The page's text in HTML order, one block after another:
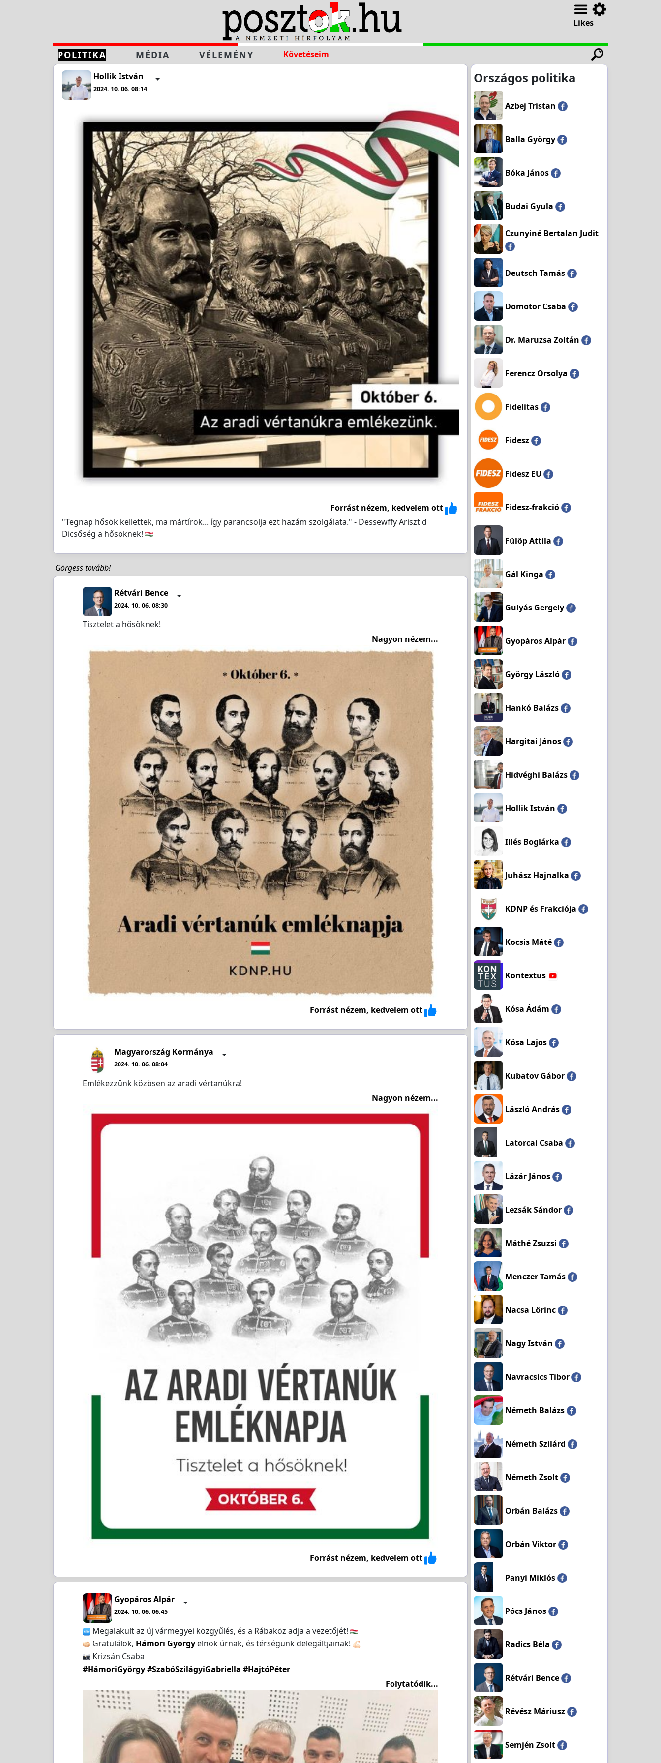
Likes
POLITIKA MÉDIA VÉLEMÉNY Követéseim
Hollik István
2024. 10. 06. 08:14
Forrást nézem, kedvelem ott
"Tegnap hősök kellettek, ma mártírok... így parancsolja ezt hazám szolgálata." - Dessewffy Arisztid
Dicsőség a hősöknek!
Görgess tovább!
Rétvári Bence
2024. 10. 06. 08:30
Tisztelet a hősöknek!
Nagyon nézem...
Forrást nézem, kedvelem ott
Magyarország Kormánya
2024. 10. 06. 08:04
Emlékezzünk közösen az aradi vértanúkra!
Nagyon nézem...
Forrást nézem, kedvelem ott
Gyopáros Alpár
2024. 10. 06. 06:45
Megalakult az új vármegyei közgyűlés, és a Rábaköz adja a vezetőjét!
Gratulálok, Hámori György elnök úrnak, és térségünk delegáltjainak!
Krizsán Csaba
#HámoriGyörgy#SzabóSzilágyiGabriella #HajtóPéter
Folytatódik...
Országos politika
Azbej Tristan
Balla György
Bóka János
Budai Gyula
Czunyiné Bertalan Judit
Deutsch Tamás
Dömötör Csaba
Dr. Maruzsa Zoltán
Ferencz Orsolya
Fidelitas
Fidesz
Fidesz EU
Fidesz-frakció
Fülöp Attila
Gál Kinga
Gulyás Gergely
Gyopáros Alpár
György László
Hankó Balázs
Hargitai János
Hidvéghi Balázs
Hollik István
Illés Boglárka
Juhász Hajnalka
KDNP és Frakciója
Kocsis Máté
Kontextus
Kósa Ádám
Kósa Lajos
Kubatov Gábor
László András
Latorcai Csaba
Lázár János
Lezsák Sándor
Máthé Zsuzsi
Menczer Tamás
Nacsa Lőrinc
Nagy István
Navracsics Tibor
Németh Balázs
Németh Szilárd
Németh Zsolt
Orbán Balázs
Orbán Viktor
Panyi Miklós
Pócs János
Radics Béla
Rétvári Bence
Révész Máriusz
Semjén Zsolt